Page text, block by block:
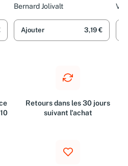
iMac, MacBook, Mac
Bernard Jolivalt
Ajouter 3,19 €
Retours dans les 30 jours
suivant l'achat